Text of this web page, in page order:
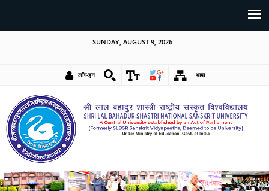
SUNDAY, AUGUST 9, 2026
लॉग-इन भाषा